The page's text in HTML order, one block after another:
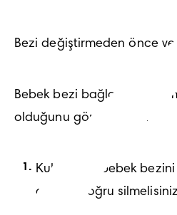
Bezi değiştirmeden önce ve
Bebek bezi bağlamanın
olduğunu göreceksiniz!
Kullanılmış bebek
arkaya doğru